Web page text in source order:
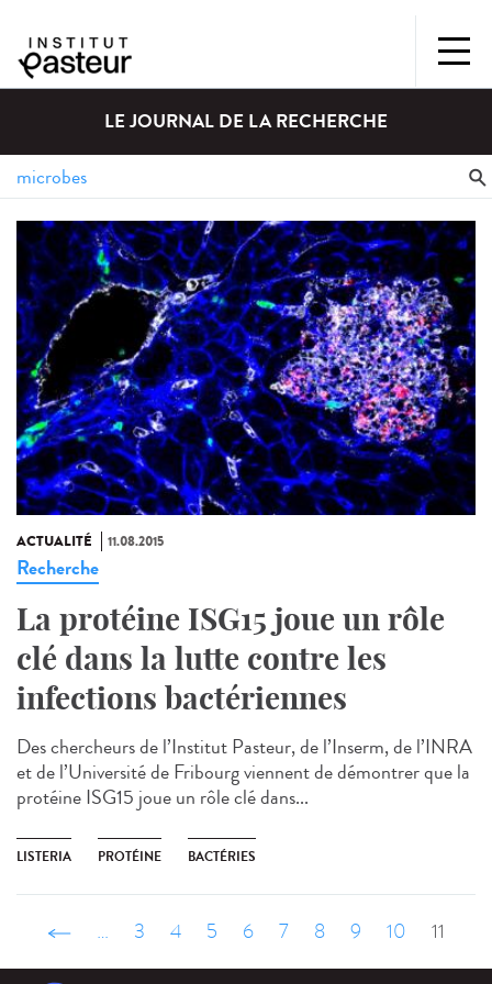
LE JOURNAL DE LA RECHERCHE
ACTUALITÉ 11.08.2015
Recherche
La protéine ISG15 joue un rôle
clé dans la lutte contre les
infections bactériennes
Des chercheurs de l’Institut Pasteur, de l’Inserm, de l’INRA
et de l’Université de Fribourg viennent de démontrer que la
protéine ISG15 joue un rôle clé dans...
LISTERIA PROTÉINE BACTÉRIES
‹ précédent
… 3 4 5 6 7 8 9 10 11